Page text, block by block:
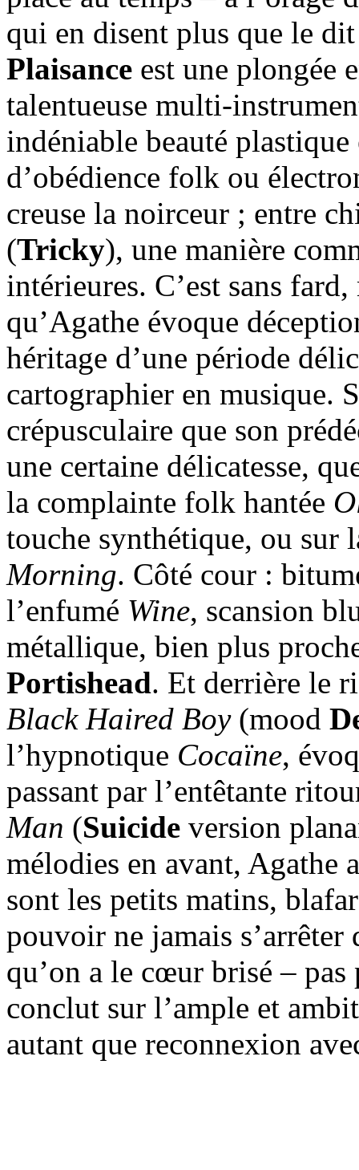
qui en disent plus que le
Plaisance est une plongée
talentueuse multi-
indéniable beauté
d’obédience folk ou
creuse la noirceur ; entre
(Tricky), une manière
intérieures. C’est sans
qu’Agathe évoque
héritage d’une période
cartographier en musique.
crépusculaire que son
une certaine délicatesse,
la complainte folk hantée
touche synthétique, ou
Morning. Côté cour :
l’enfumé Wine, scansion
métallique, bien plus
Portishead. Et derrière le
Black Haired Boy(mood
l’hypnotique Cocaïne,
passant par l’entêtante
Man (Suicide version
mélodies en avant, Agathe
sont les petits matins,
pouvoir ne jamais
qu’on a le cœur brisé –
conclut sur l’ample et
autant que reconnexion